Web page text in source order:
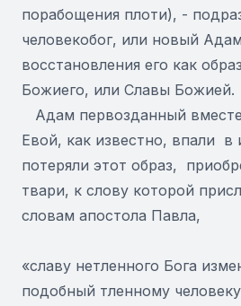
порабощения плоти), -
человекобог, или новый
восстановления его как
Божиего, или Славы Божией.
Адам первозданный
Евой, как известно, впали в
потеряли этот образ,
твари, к слову которой
словам апостола Павла,
«славу нетленного Бога
подобный тленному